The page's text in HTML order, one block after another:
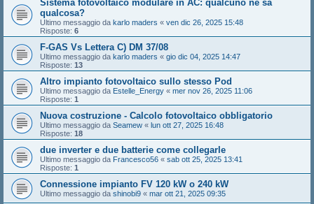
Sistema fotovoltaico modulare in AC: qualcuno ne sa
qualcosa?
Ultimo messaggio da karlo maders « ven dic 26, 2025 15:48
Risposte: 6
F-GAS Vs Lettera C) DM 37/08
Ultimo messaggio da karlo maders « gio dic 04, 2025 14:47
Risposte: 13
Altro impianto fotovoltaico sullo stesso Pod
Ultimo messaggio da Estelle_Energy « mer nov 26, 2025 11:06
Risposte: 1
Nuova costruzione - Calcolo fotovoltaico obbligatorio
Ultimo messaggio da Seamew « lun ott 27, 2025 16:48
Risposte: 18
due inverter e due batterie come collegarle
Ultimo messaggio da Francesco56 « sab ott 25, 2025 13:41
Risposte: 1
Connessione impianto FV 120 kW o 240 kW
Ultimo messaggio da shinobi9 « mar ott 21, 2025 09:35